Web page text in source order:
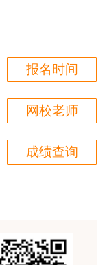
与调整，建设工
，如有异议，请
终选择了正
得是真好，我这
，节奏刚刚好，
班，希望一把
报名时间
网校老师
成绩查询